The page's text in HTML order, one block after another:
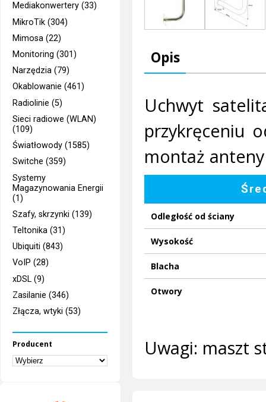
Mediakonwertery (33)
MikroTik (304)
Mimosa (22)
Monitoring (301)
Narzędzia (79)
Okablowanie (461)
Radiolinie (5)
Sieci radiowe (WLAN)
(109)
Światłowody (1585)
Switche (359)
Systemy
Magazynowania Energii
(1)
Szafy, skrzynki (139)
Teltonika (31)
Ubiquiti (843)
VoIP (28)
xDSL (9)
Zasilanie (346)
Złącza, wtyki (53)
Producent
Opis
Uchwyt
przykręceniu
montaż
Odległość od ściany
Wysokość
Blacha
Otwory
Uwagi: maszt